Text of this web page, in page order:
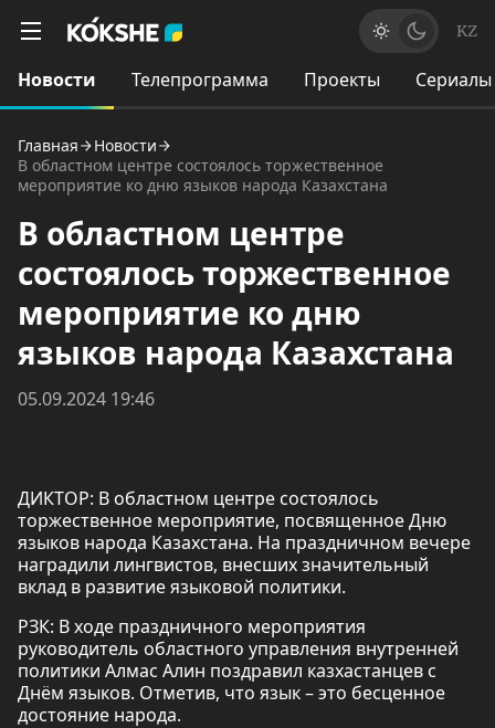
KZ
Новости Телепрограмма Проекты Сериалы
Главная
Новости
В областном центре состоялось торжественное
мероприятие ко дню языков народа Казахстана
В областном центре
состоялось торжественное
мероприятие ко дню
языков народа Казахстана
05.09.2024 19:46
ДИКТОР: В областном центре состоялось
торжественное мероприятие, посвященное Дню
языков народа Казахстана. На праздничном вечере
наградили лингвистов, внесших значительный
вклад в развитие языковой политики.
РЗК: В ходе праздничного мероприятия
руководитель областного управления внутренней
политики Алмас Алин поздравил казхастанцев с
Днём языков. Отметив, что язык – это бесценное
достояние народа.